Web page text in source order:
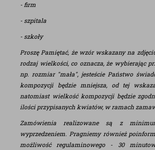
- firm
- szpitala
- szkoły
Proszę Pamiętać, że wzór wskazany na
rodzaj wielkości, co oznacza, że wybierając
np. rozmiar "mała", jesteście Państwo
kompozycji będzie mniejsza, od tej
natomiast wielkość kompozycji będzie
ilości przypisanych kwiatów, w ramach
Zamówienia realizowane są z
wyprzedzeniem. Pragniemy również
możliwość regulaminowego - 30